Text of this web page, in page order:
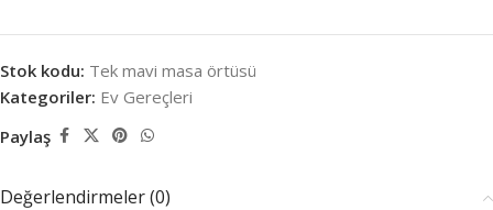
Stok kodu: Tek mavi masa örtüsü
Kategoriler: Ev Gereçleri
Paylaş
Değerlendirmeler (0)